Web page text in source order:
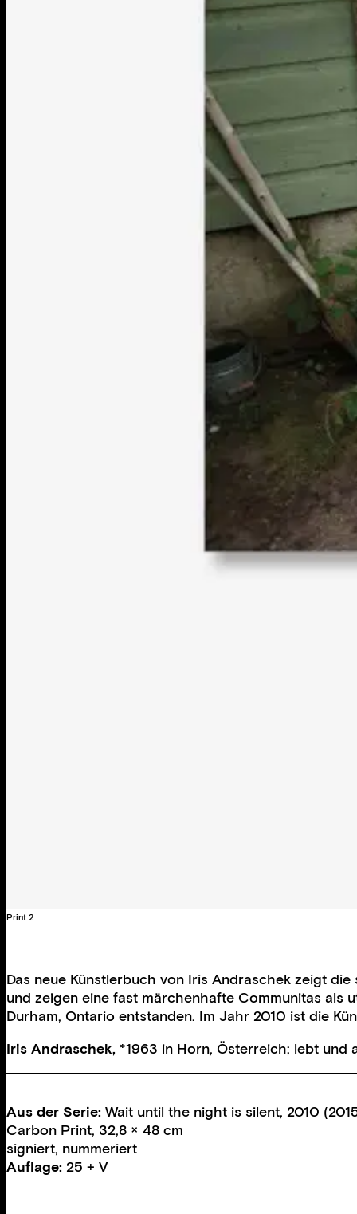
Print 2
Das neue Künstlerbuch von Iris Andraschek zeigt
und zeigen eine fast märchenhafte Communitas als
Durham, Ontario entstanden. Im Jahr 2010 ist die
Iris Andraschek, *1963 in Horn, Österreich; lebt und
Aus der Serie: Wait until the night is silent, 2010
Carbon Print, 32,8 × 48 cm
signiert, nummeriert
Auflage: 25 + V